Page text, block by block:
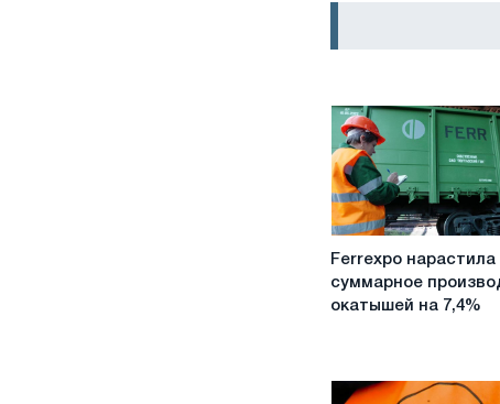
Ferrexpo
нарастила
суммарное
7,4%
Ferrexpo нарастила
суммарное
окатышей на 7,4%